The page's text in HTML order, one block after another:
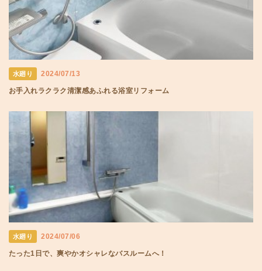
水廻り 2024/07/13
お手入れラクラク清潔感あふれる浴室リフォーム
水廻り 2024/07/06
たった1日で、爽やかオシャレなバスルームへ！